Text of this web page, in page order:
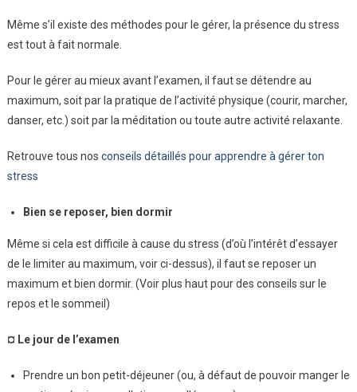
Même s’il existe des méthodes pour le gérer, la présence du stress
est tout à fait normale.
Pour le gérer au mieux avant l’examen, il faut se détendre au
maximum, soit par la pratique de l’activité physique (courir, marcher,
danser, etc.) soit par la méditation ou toute autre activité relaxante.
Retrouve tous nos conseils détaillés pour apprendre à gérer ton
stress
Bien se reposer, bien dormir
Même si cela est difficile à cause du stress (d’où l’intérêt d’essayer
de le limiter au maximum, voir ci-dessus), il faut se reposer un
maximum et bien dormir. (Voir plus haut pour des conseils sur le
repos et le sommeil)
¤ Le jour de l’examen
Prendre un bon petit-déjeuner (ou, à défaut de pouvoir manger le